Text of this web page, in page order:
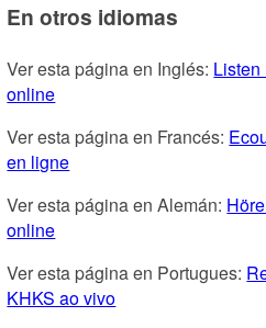
En otros idiomas
Ver esta página en Inglés: Listen
online
Ver esta página en Francés:
en ligne
Ver esta página en Alemán:
online
Ver esta página en Portugues:
KHKS ao vivo